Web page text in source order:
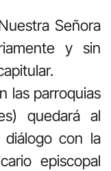
Señora
y sin
las parroquias
quedará al
con la
episcopal